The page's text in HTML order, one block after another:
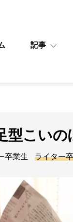
記事
型こいの
卒業生 ライター